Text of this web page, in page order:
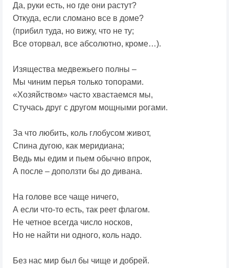
Да, руки есть, но где они растут?
Откуда, если сломано все в доме?
(прибил туда, но вижу, что не ту;
Все оторвал, все абсолютно, кроме…).
Изящества медвежьего полны –
Мы чиним перья только топорами.
«Хозяйством» часто хвастаемся мы,
Стучась друг с другом мощными рогами.
За что любить, коль глобусом живот,
Спина дугою, как меридиана;
Ведь мы едим и пьем обычно впрок,
А после – доползти бы до дивана.
На голове все чаще ничего,
А если что-то есть, так реет флагом.
Не четное всегда число носков,
Но не найти ни одного, коль надо.
Без нас мир был бы чище и добрей.